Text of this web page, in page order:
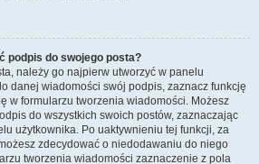
podpis do swojego posta?
należy go najpierw utworzyć w panelu
danej wiadomości swój podpis, zaznacz funkcję
w formularzu tworzenia wiadomości. Możesz
do wszystkich swoich postów, zaznaczając
użytkownika. Po uaktywnieniu tej funkcji, za
zdecydować o niedodawaniu do niego
tworzenia wiadomości zaznaczenie z pola